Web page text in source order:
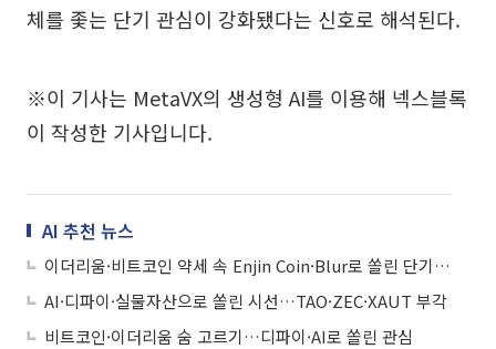
체를 좇는 단기 관심이 강화됐다는 신호로 해석된다.
※이 기사는 MetaVX의 생성형 AI를 이용해 넥스블록
이 작성한 기사입니다.
AI 추천 뉴스
이더리움·비트코인 약세 속 Enjin Coin·Blur로 쏠린 단기 관심
AI·디파이·실물자산으로 쏠린 시선…TAO·ZEC·XAUT 부각
비트코인·이더리움 숨 고르기…디파이·AI로 쏠린 관심